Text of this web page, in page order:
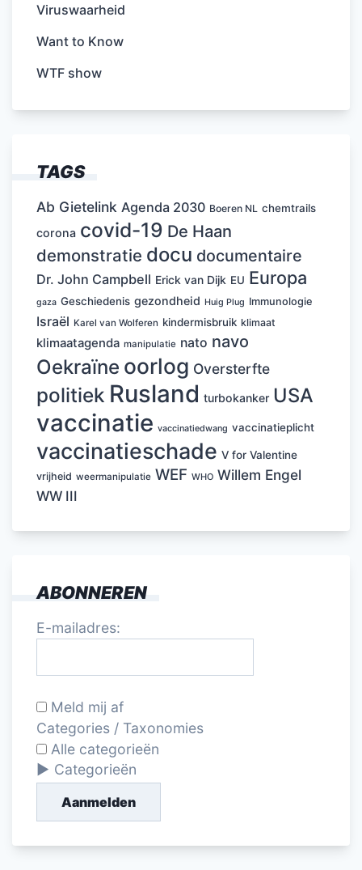
Viruswaarheid
Want to Know
WTF show
TAGS
Ab Gietelink Agenda 2030 Boeren NL chemtrails
corona covid-19 De Haan
demonstratie docu documentaire
Dr. John Campbell Erick van Dijk EU Europa
gaza Geschiedenis gezondheid Huig Plug Immunologie
Israël Karel van Wolferen kindermisbruik klimaat
klimaatagenda manipulatie nato navo
Oekraïne oorlog Oversterfte
politiek Rusland turbokanker USA
vaccinatie vaccinatiedwang vaccinatieplicht
vaccinatieschade V for Valentine
vrijheid weermanipulatie WEF WHO Willem Engel
WW III
ABONNEREN
E-mailadres:
Meld mij af
Categories / Taxonomies
Alle categorieën
Categorieën
Aanmelden